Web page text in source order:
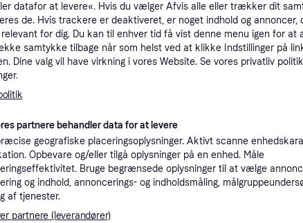
Laveste pris·Fri fragt,3-7 dage
datafor at levere«. Hvis du vælger Afvis alle eller trækker dit
de. Hvis trackere er deaktiveret, er noget indhold og annoncer,
for dig. Du kan til enhver tid få vist denne menu igen for at
samtykke tilbage når som helst ved at klikke Indstillinger på
Dine valg vil have virkning i vores Website. Se vores privatliv
partnere behandler data for at levere
geografiske placeringsoplysninger. Aktivt scanne
Opbevare og/eller tilgå oplysninger på en enhed. Måle
Bruge begrænsede oplysninger til at vælge
og indhold, annoncerings- og indholdsmåling,
af tjenester.
partnere (leverandører)